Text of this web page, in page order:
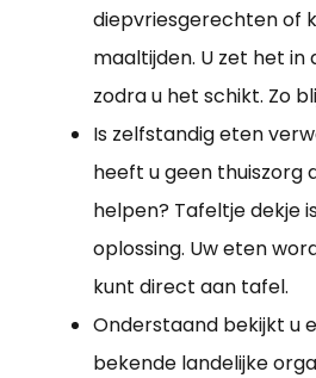
diepvriesgerechten of
maaltijden. U zet het
zodra u het schikt. Zo
Is zelfstandig eten
heeft u geen thuiszorg
helpen? Tafeltje dekje
oplossing. Uw eten
kunt direct aan tafel.
Onderstaand bekijkt u
bekende landelijke